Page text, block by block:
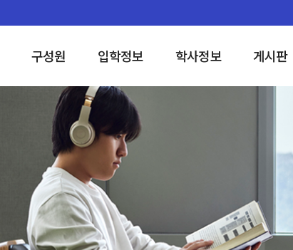
구성원 입학정보 학사정보 게시판